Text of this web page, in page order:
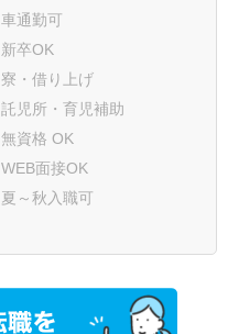
車通勤可
新卒OK
寮・借り上げ
託児所・育児補助
無資格 OK
WEB面接OK
夏～秋入職可